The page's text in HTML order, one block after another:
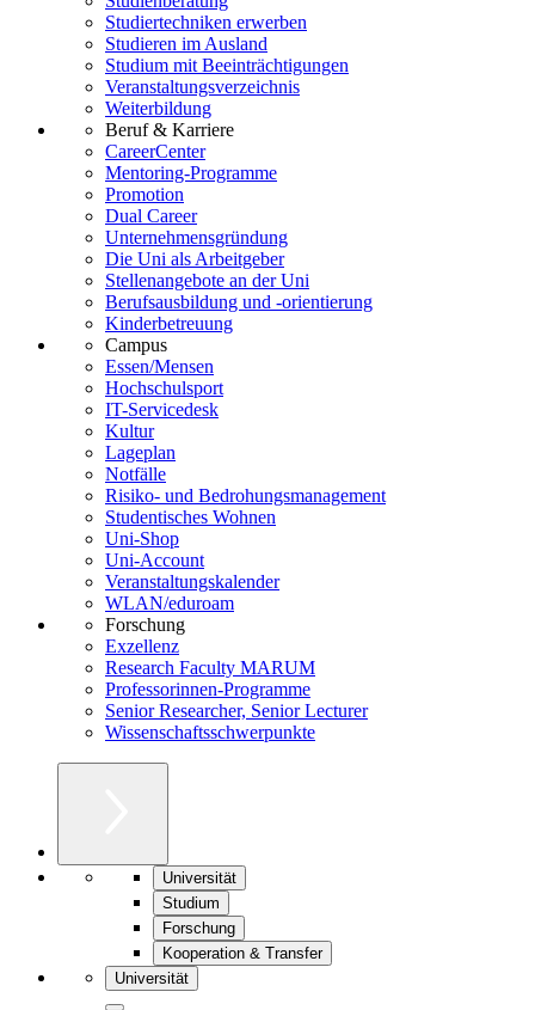
Studiertechniken erwerben
Studieren im Ausland
Studium mit Beeinträchtigungen
Veranstaltungsverzeichnis
Weiterbildung
Beruf & Karriere
CareerCenter
Mentoring-Programme
Promotion
Dual Career
Unternehmensgründung
Die Uni als Arbeitgeber
Stellenangebote an der Uni
Berufsausbildung und -orientierung
Kinderbetreuung
Campus
Essen/Mensen
Hochschulsport
IT-Servicedesk
Kultur
Lageplan
Notfälle
Risiko- und Bedrohungsmanagement
Studentisches Wohnen
Uni-Shop
Uni-Account
Veranstaltungskalender
WLAN/eduroam
Forschung
Exzellenz
Research Faculty MARUM
Professorinnen-Programme
Senior Researcher, Senior Lecturer
Wissenschaftsschwerpunkte
Universität
Studium
Forschung
Kooperation & Transfer
Universität